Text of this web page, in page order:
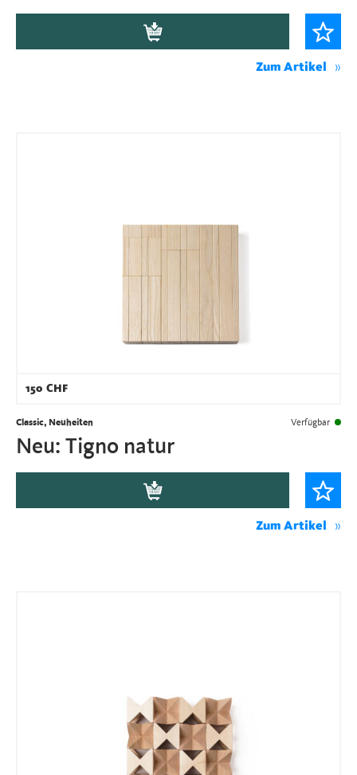
Zum Artikel
150 CHF
Classic, Neuheiten Verfügbar
Neu: Tigno natur
Zum Artikel